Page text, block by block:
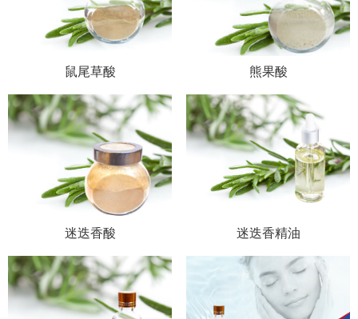
鼠尾草酸 熊果酸
迷迭香酸 迷迭香精油